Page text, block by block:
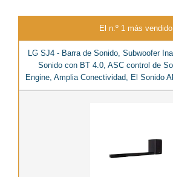
El n.º 1 más vendido
LG SJ4 - Barra de Sonido, Subwoofer
Sonido con BT 4.0, ASC control de
Engine, Amplia Conectividad, El Sonido